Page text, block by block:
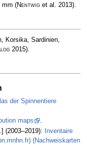
mm (Nentwiget al. 2013).
Korsika, Sardinien,
2015).
der Spinnentiere
maps
.
(2003–2019):
Inventaire
(Nachweiskarten